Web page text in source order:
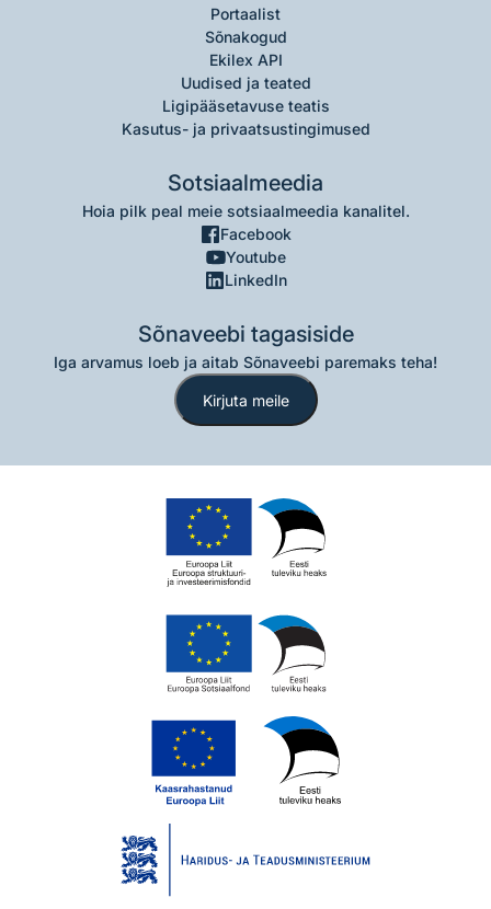
Portaalist
Sõnakogud
Ekilex API
Uudised ja teated
Ligipääsetavuse teatis
Kasutus- ja privaatsustingimused
Sotsiaalmeedia
Hoia pilk peal meie sotsiaalmeedia kanalitel.
Facebook
Youtube
LinkedIn
Sõnaveebi tagasiside
Iga arvamus loeb ja aitab Sõnaveebi paremaks teha!
Kirjuta meile